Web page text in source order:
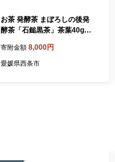
お茶 発酵茶 まぼろしの後発
酵茶「石鎚黒茶」茶葉40g
ちゃ さつき会
寄附金額 8,000円
愛媛県西条市